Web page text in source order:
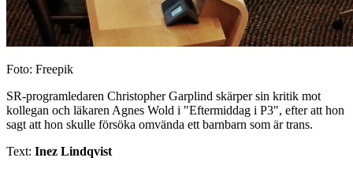
Foto: Freepik
SR-programledaren Christopher Garplind skärper sin kritik mot
kollegan och läkaren Agnes Wold i "Eftermiddag i P3", efter att hon
sagt att hon skulle försöka omvända ett barnbarn som är trans.
Text: Inez Lindqvist